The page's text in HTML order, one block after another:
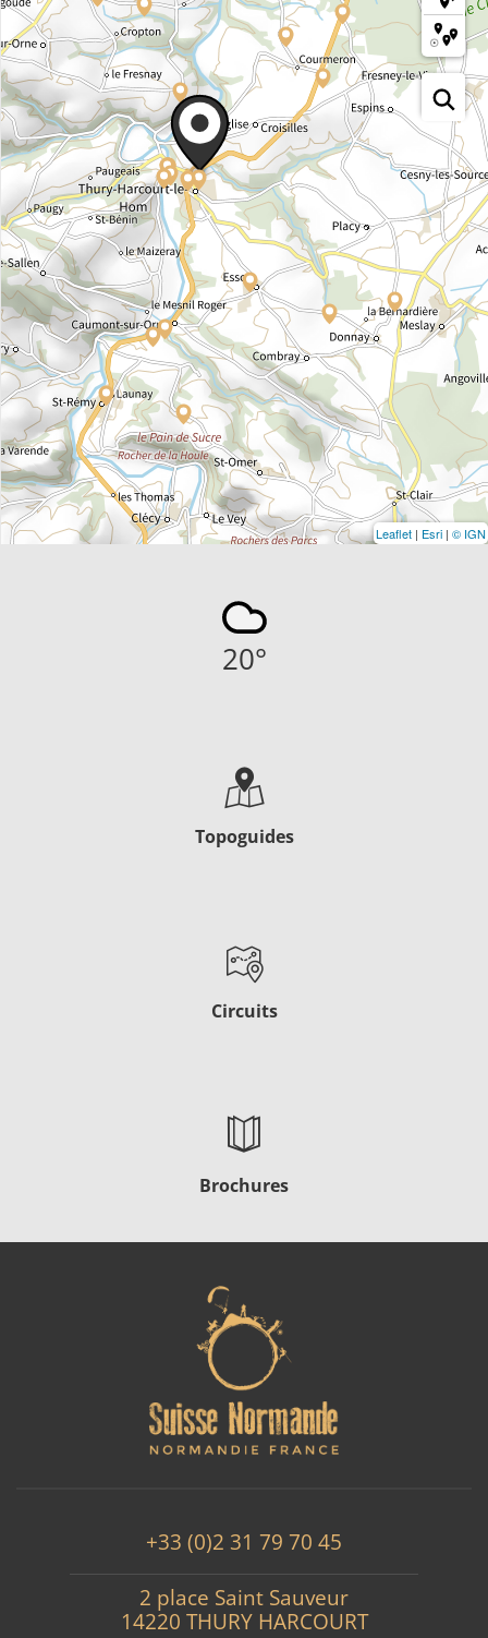
Leaflet | Esri | © IGN
20°
Topoguides
Circuits
Brochures
+33 (0)2 31 79 70 45
2 place Saint Sauveur
14220 THURY HARCOURT